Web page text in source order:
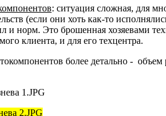
: ситуация сложная, для
(если они хоть как-то
и норм. Это брошенная хозяевами
клиента, и для его техцентра.
более детально -